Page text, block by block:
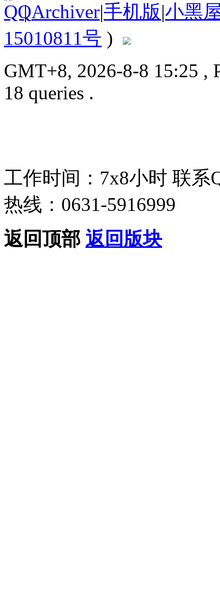
| Archiver|手机版|小黑
15010811号 )
GMT+8, 2026-8-8 15:25 ,
18 queries .
工作时间：7x8小时 联系
热线：0631-5916999
返回顶部 返回版块